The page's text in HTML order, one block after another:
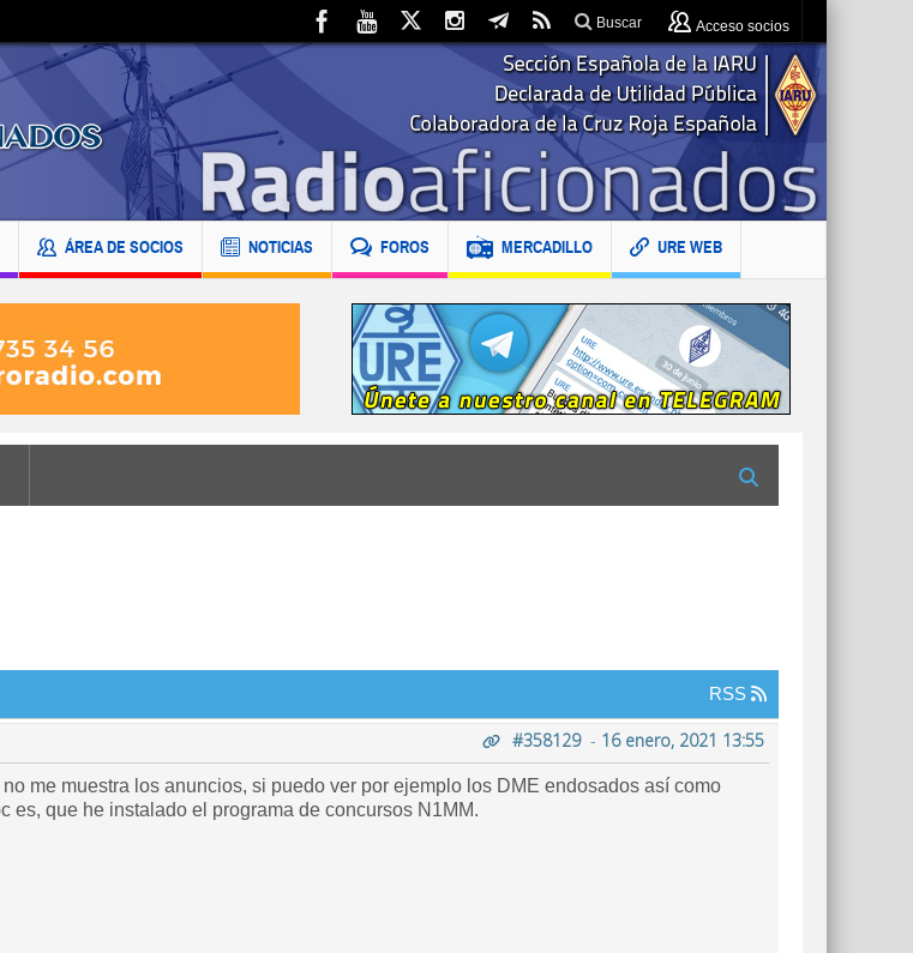
Buscar Acceso socios
ÁREA DE SOCIOS NOTICIAS FOROS MERCADILLO URE WEB
RSS
#358129- 16 enero, 2021 13:55
me muestra los anuncios, si puedo ver por ejemplo los DME endosados así como
es, que he instalado el programa de concursos N1MM.